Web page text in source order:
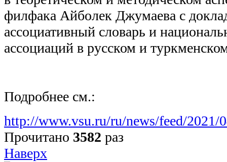
филфака Айболек Джумаева с
ассоциативный словарь и
ассоциаций в русском и
Подробнее см.:
http://www.vsu.ru/ru/news/feed/2021/
Прочитано 3582 раз
Наверх